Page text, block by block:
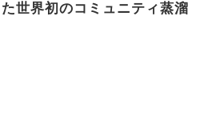
世界初のコミュニティ蒸溜